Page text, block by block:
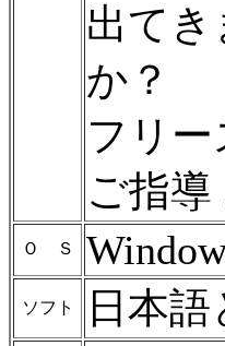
出て
か？
フリ
ご指
Ｏ Ｓ
ソフト 日本